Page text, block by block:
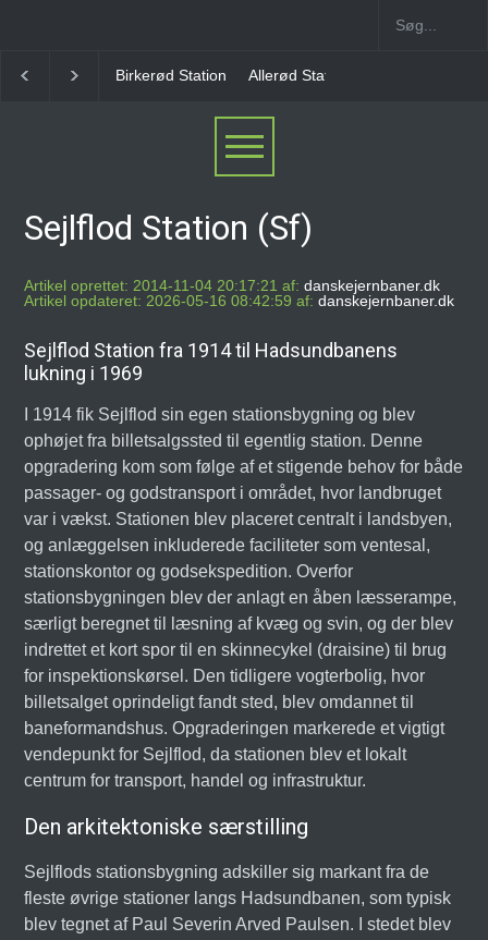
Allerød Station Favrholm Station
Sejlflod Station (Sf)
Artikel oprettet: 2014-11-04 20:17:21 af: danskejernbaner.dk
Artikel opdateret: 2026-05-16 08:42:59 af: danskejernbaner.dk
Sejlflod Station fra 1914 til Hadsundbanens
lukning i 1969
I 1914 fik Sejlflod sin egen stationsbygning og blev
ophøjet fra billetsalgssted til egentlig station. Denne
opgradering kom som følge af et stigende behov for både
passager- og godstransport i området, hvor landbruget
var i vækst. Stationen blev placeret centralt i landsbyen,
og anlæggelsen inkluderede faciliteter som ventesal,
stationskontor og godsekspedition. Overfor
stationsbygningen blev der anlagt en åben læsserampe,
særligt beregnet til læsning af kvæg og svin, og der blev
indrettet et kort spor til en skinnecykel (draisine) til brug
for inspektionskørsel. Den tidligere vogterbolig, hvor
billetsalget oprindeligt fandt sted, blev omdannet til
baneformandshus. Opgraderingen markerede et vigtigt
vendepunkt for Sejlflod, da stationen blev et lokalt
centrum for transport, handel og infrastruktur.
Den arkitektoniske særstilling
Sejlflods stationsbygning adskiller sig markant fra de
fleste øvrige stationer langs Hadsundbanen, som typisk
blev tegnet af Paul Severin Arved Paulsen. I stedet blev